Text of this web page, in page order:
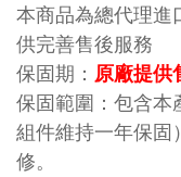
本商品為總代理進
供完善售後服務
保固期： 原廠提供
保固範圍：包含本
組件維持一年保固
修。